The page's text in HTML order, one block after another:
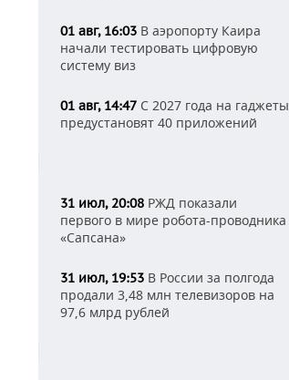
01 авг, 16:03 В аэропорту Каира
начали тестировать цифровую
систему виз
01 авг, 14:47 С 2027 года на гаджеты
предустановят 40 приложений
31 июл, 20:08 РЖД показали
первого в мире робота-проводника
«Сапсана»
31 июл, 19:53 В России за полгода
продали 3,48 млн телевизоров на
97,6 млрд рублей